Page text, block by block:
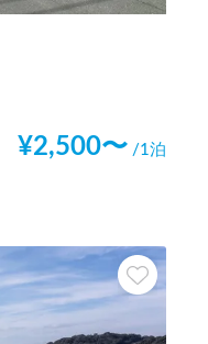
¥2,500〜 /1泊